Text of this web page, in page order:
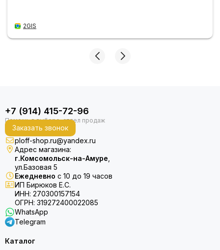
2GIS
+7 (914) 415-72-96
Заказать звонок
ploff-shop.ru@yandex.ru
Адрес магазина:
г.Комсомольск-на-Амуре
ул.Базовая 5
Ежедневно с 10 до 19 часов
ИП Бирюков Е.С.
ИНН: 270300157154
ОГРН: 319272400022085
WhatsApp
Telegram
Каталог